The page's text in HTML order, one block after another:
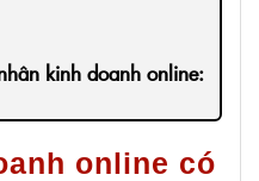
kinh doanh online:
online có